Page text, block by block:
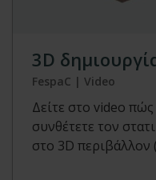
3D
FespaC | Video
Δείτε στο video
συνθέτετε τον
στο 3D περιβάλλον